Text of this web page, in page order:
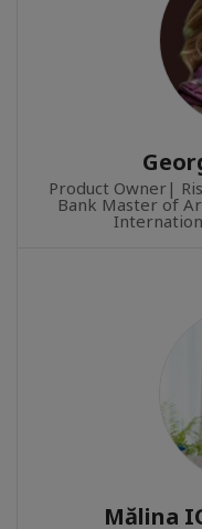
Product Owner|
Bank Master of
Mălina